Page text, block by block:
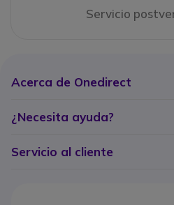
Servicio
Acerca de Onedirect
¿Necesita ayuda?
Servicio al cliente